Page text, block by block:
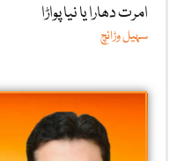
امرت دھارا یا نیا پواڑا
سہیل وڑائچ